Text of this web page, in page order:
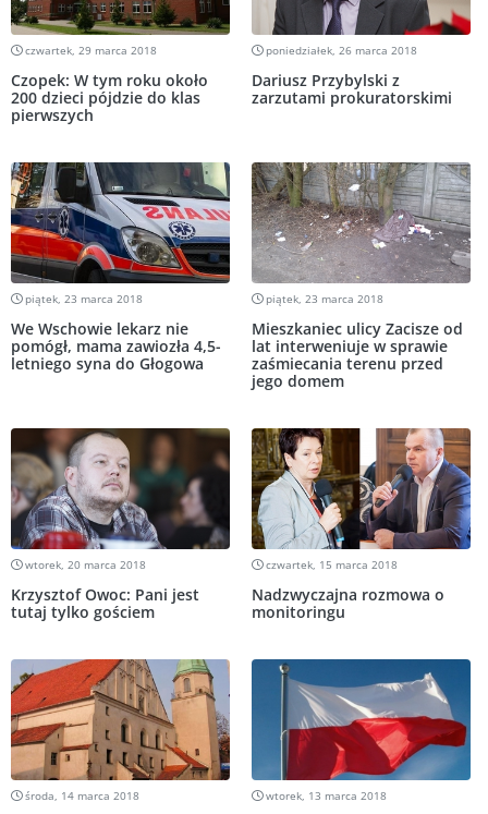
czwartek, 29 marca 2018
Czopek: W tym roku około
200 dzieci pójdzie do klas
pierwszych
poniedziałek, 26 marca 2018
Dariusz Przybylski z
zarzutami prokuratorskimi
piątek, 23 marca 2018
We Wschowie lekarz nie
pomógł, mama zawiozła 4,5-
letniego syna do Głogowa
piątek, 23 marca 2018
Mieszkaniec ulicy Zacisze od
lat interweniuje w sprawie
zaśmiecania terenu przed
jego domem
wtorek, 20 marca 2018
Krzysztof Owoc: Pani jest
tutaj tylko gościem
czwartek, 15 marca 2018
Nadzwyczajna rozmowa o
monitoringu
środa, 14 marca 2018 wtorek, 13 marca 2018